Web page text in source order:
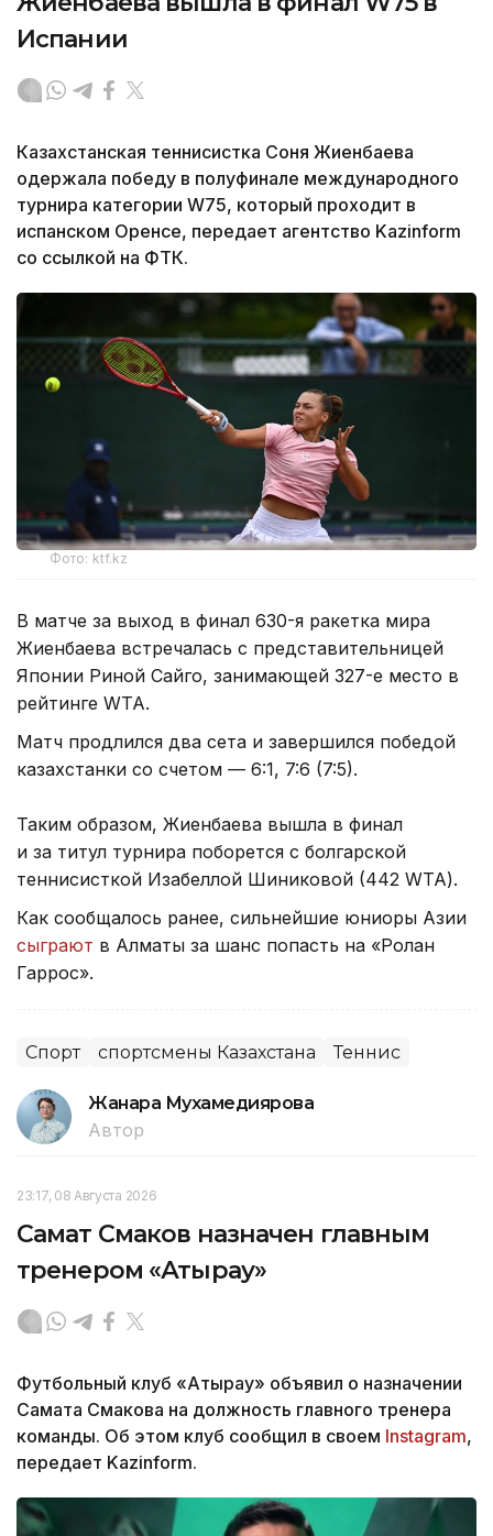
Испании
Казахстанская теннисистка Соня Жиенбаева
одержала победу в полуфинале международного
турнира категории W75, который проходит в
испанском Оренсе, передает агентство Kazinform
со ссылкой на ФТК.
Фото: ktf.kz
В матче за выход в финал 630-я ракетка мира
Жиенбаева встречалась с представительницей
Японии Риной Сайго, занимающей 327-е место в
рейтинге WTA.
Матч продлился два сета и завершился победой
казахстанки со счетом — 6:1, 7:6 (7:5).
Таким образом, Жиенбаева вышла в финал
и за титул турнира поборется с болгарской
теннисисткой Изабеллой Шиниковой (442 WTA).
Как сообщалось ранее, сильнейшие юниоры Азии
сыграют в Алматы за шанс попасть на «Ролан
Гаррос».
Спорт спортсмены Казахстана Теннис
Жанара Мухамедиярова
Автор
23:17, 08 Августа 2026
Самат Смаков назначен главным
тренером «Атырау»
Футбольный клуб «Атырау» объявил о назначении
Самата Смакова на должность главного тренера
команды. Об этом клуб сообщил в своем Instagram,
передает Kazinform.